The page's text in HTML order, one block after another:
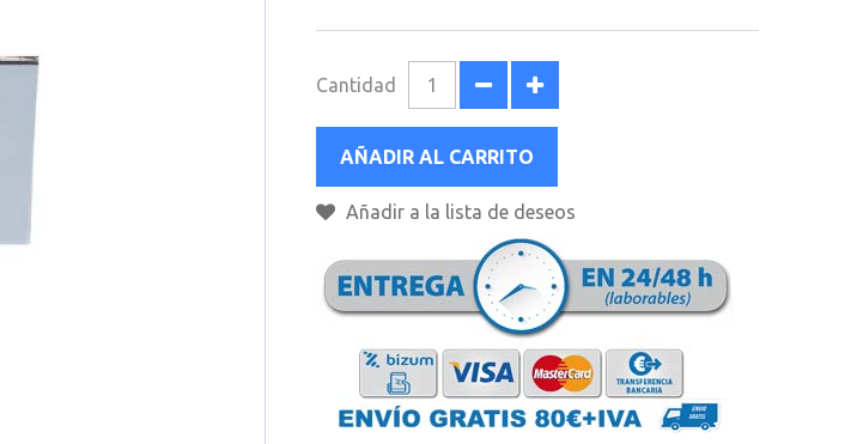
Cantidad
AÑADIR AL CARRITO
Añadir a la lista de deseos